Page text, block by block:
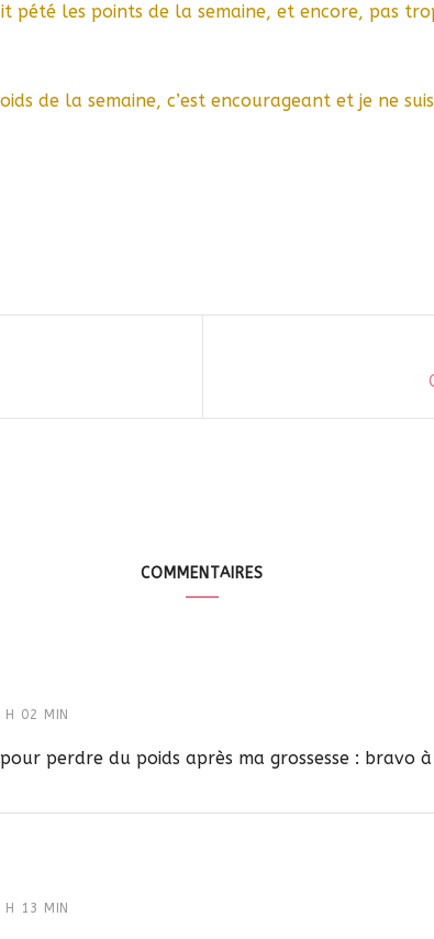
pété les points de la semaine, et encore, pas
de la semaine, c’est encourageant et je ne
COMMENTAIRES
H 02 MIN
perdre du poids après ma grossesse : bravo
H 13 MIN